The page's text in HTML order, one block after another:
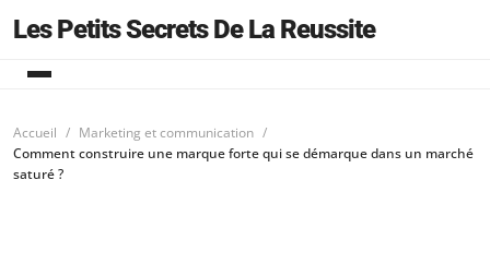
Les Petits Secrets De La Reussite
Accueil
Marketing et communication
Comment construire une marque forte qui se démarque dans un marché
saturé ?